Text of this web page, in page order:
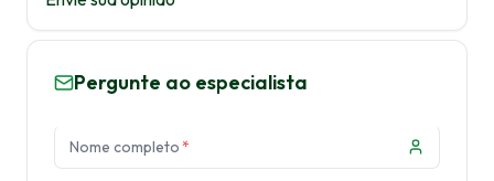
Pergunte ao especialista
Nome completo*